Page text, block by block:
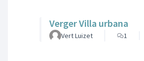
Verger Villa urbana
Vert Luizet 1